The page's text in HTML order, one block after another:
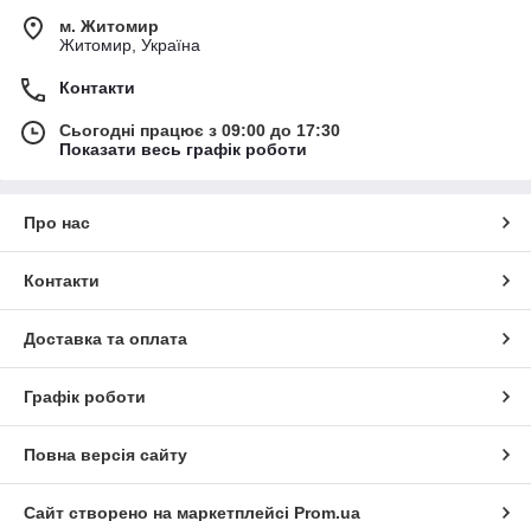
м. Житомир
Житомир, Україна
Контакти
Сьогодні працює з 09:00 до 17:30
Показати весь графік роботи
Про нас
Контакти
Доставка та оплата
Графік роботи
Повна версія сайту
Сайт створено на маркетплейсі Prom.ua